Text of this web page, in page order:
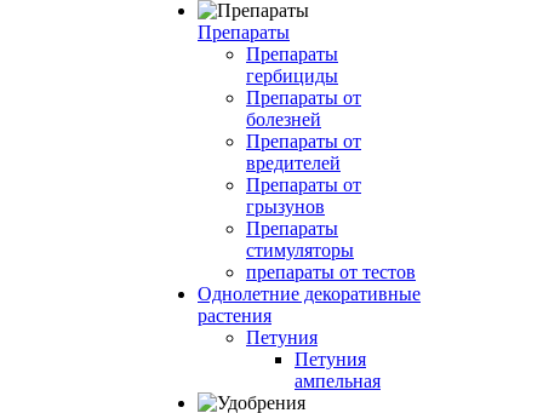
Препараты
Препараты
гербициды
Препараты от
болезней
Препараты от
вредителей
Препараты от
грызунов
Препараты
стимуляторы
препараты от тестов
Однолетние декоративные
растения
Петуния
Петуния
ампельная